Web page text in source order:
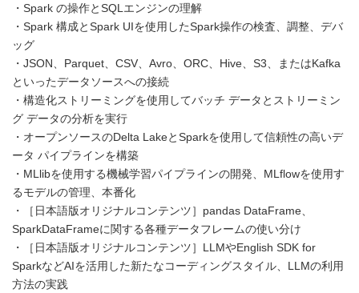
・Spark の操作とSQLエンジンの理解
・Spark 構成とSpark UIを使用したSpark操作の検査、調整、デバ
ッグ
・JSON、Parquet、CSV、Avro、ORC、Hive、S3、またはKafka
といったデータソースへの接続
・構造化ストリーミングを使用してバッチ データとストリーミン
グ データの分析を実行
・オープンソースのDelta LakeとSparkを使用して信頼性の高いデ
ータ パイプラインを構築
・MLlibを使用する機械学習パイプラインの開発、MLflowを使用す
るモデルの管理、本番化
・［日本語版オリジナルコンテンツ］pandas DataFrame、
SparkDataFrameに関する各種データフレームの使い分け
・［日本語版オリジナルコンテンツ］LLMやEnglish SDK for
SparkなどAIを活用した新たなコーディングスタイル、LLMの利用
方法の実践